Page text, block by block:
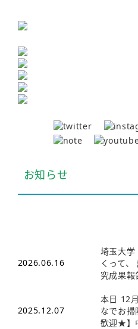
お知らせ
2026.06.16
埼玉大学
くって
究成果
2025.12.07
本日 12
なでお
歓迎★】